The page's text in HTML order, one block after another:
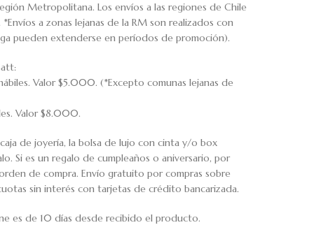
Metropolitana. Los envíos a las regiones de Chile
a zonas lejanas de la RM son realizados con
pueden extenderse en períodos de promoción).
Valor $5.000. (*Excepto comunas lejanas de
Valor $8.000.
de joyería, la bolsa de lujo con cinta y/o box
Si es un regalo de cumpleaños o aniversario, por
de compra. Envío gratuito por compras sobre
sin interés con tarjetas de crédito bancarizada.
es de 10 días desde recibido el producto.